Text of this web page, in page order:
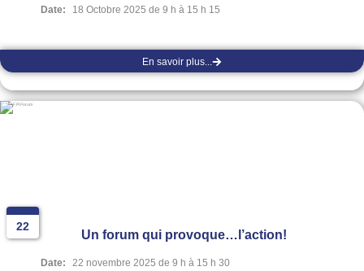
Date: 18 Octobre 2025 de 9 h à 15 h 15
En savoir plus...
22
Un forum qui provoque…l’action!
Date: 22 novembre 2025 de 9 h à 15 h 30